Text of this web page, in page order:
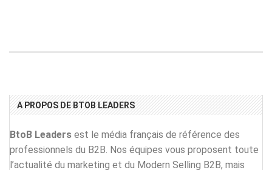
A PROPOS DE BTOB LEADERS
BtoB Leaders est le média français de référence des
professionnels du B2B. Nos équipes vous proposent toute
l’actualité du marketing et du Modern Selling B2B, mais